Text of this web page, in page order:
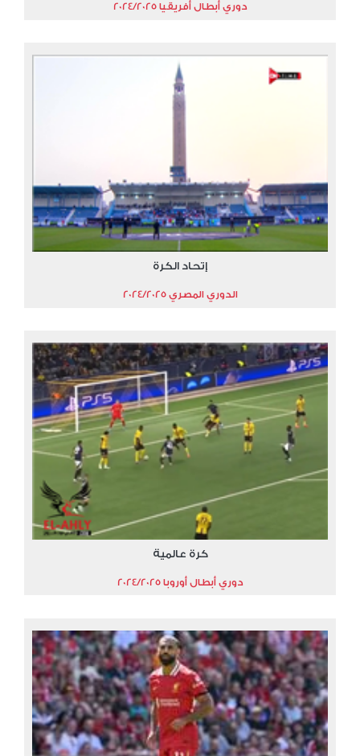
دوري أبطال أفريقيا 2024/2025
إتحاد الكرة
الدوري المصري 2024/2025
كرة عالمية
دوري أبطال أوروبا 2024/2025